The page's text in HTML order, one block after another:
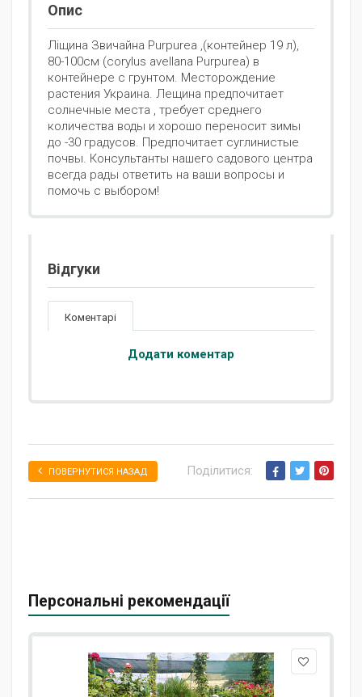
Опис
Ліщина Звичайна Purpurea ,(контейнер 19 л),
80-100см (corylus avellana Purpurea) в
контейнере с грунтом. Месторождение
растения Украина. Лещина предпочитает
солнечные места , требует среднего
количества воды и хорошо переносит зимы
до -30 градусов. Предпочитает суглинистые
почвы. Консультанты нашего садового центра
всегда рады ответить на ваши вопросы и
помочь с выбором!
Відгуки
Коментарі
Додати коментар
ПОВЕРНУТИСЯ НАЗАД Поділитися:
Персональні рекомендації